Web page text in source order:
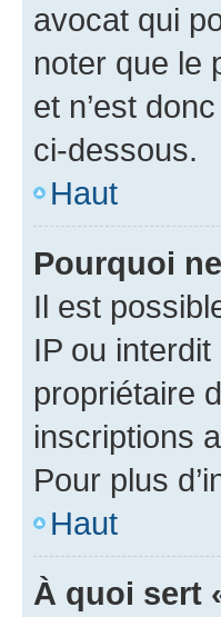
avocat qui
noter que le
et n’est
ci-dessous.
Haut
Pourquoi
Il est
IP ou
propriétaire
inscriptions
Pour plus
Haut
À quoi sert